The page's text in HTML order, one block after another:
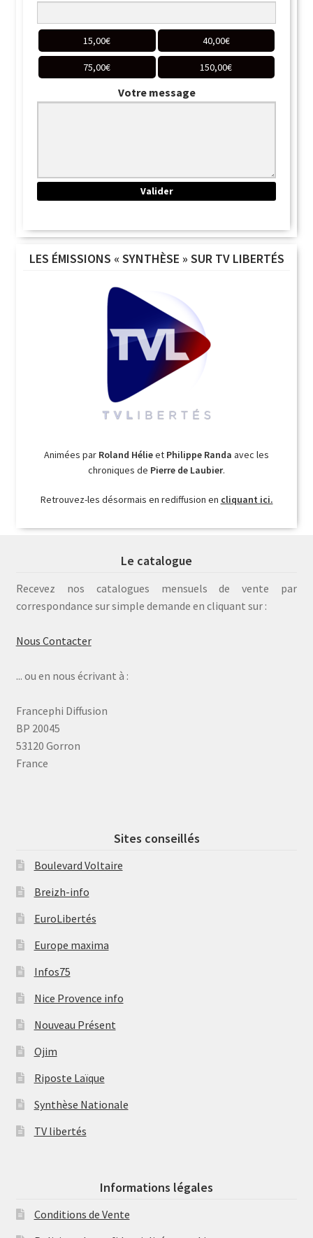
15,00€ 40,00€
75,00€ 150,00€
Votre message
LES ÉMISSIONS « SYNTHÈSE » SUR TV LIBERTÉS
Animées par Roland Hélieet Philippe Randa avec les
chroniques de Pierre de Laubier.
Retrouvez-les désormais en rediffusion en cliquant ici.
Le catalogue
Recevez nos catalogues mensuels de vente par
correspondance sur simple demande en cliquant sur :
Nous Contacter
... ou en nous écrivant à :
Francephi Diffusion
BP 20045
53120 Gorron
France
Sites conseillés
Boulevard Voltaire
Breizh-info
EuroLibertés
Europe maxima
Infos75
Nice Provence info
Nouveau Présent
Ojim
Riposte Laïque
Synthèse Nationale
TV libertés
Informations légales
Conditions de Vente